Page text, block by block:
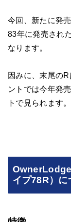
今回、新たに発
83年に発売され
なります。
因みに、末尾の
ントでは今年発
トで見られます。
イプ78R）に